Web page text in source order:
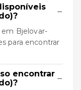
−
Bjelovar-
para encontrar
encontrar −